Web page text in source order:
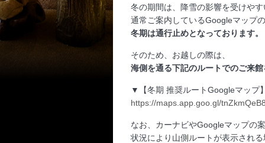
冬の期間は、降雪の影響を受けや
通常ご案内しているGoogleマップ
冬期は通行止めとなっております。
そのため、お越しの際は、
海側を通る下記のルートでのご来
▼【冬期 推奨ルートGoogleマップ
https://maps.app.goo.gl/
なお、カーナビやGoogleマップの
状況により山側ルートが表示され